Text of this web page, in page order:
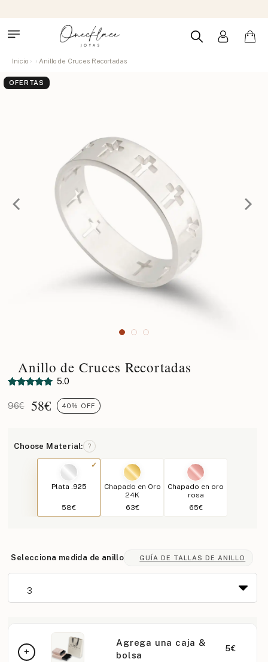
Inicio Anillo de Cruces Recortadas
OFERTAS
Anillo de Cruces Recortadas
5.0
96€ 58€ 40% OFF
Choose Material: ?
Plata .925
58€
Chapado en Oro
24K
63€
Chapado en oro
rosa
65€
Selecciona medida de anillo GUÍA DE TALLAS DE ANILLO
Agrega una caja &
bolsa
5€